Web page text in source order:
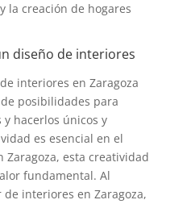
la creación de hogares
diseño de interiores
interiores en Zaragoza
posibilidades para
hacerlos únicos y
es esencial en el
esta creatividad
fundamental. Al
interiores en Zaragoza,